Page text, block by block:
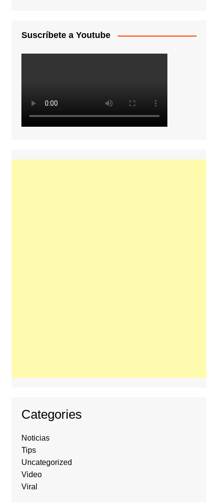
Suscríbete a Youtube
Categories
Noticias
Tips
Uncategorized
Video
Viral